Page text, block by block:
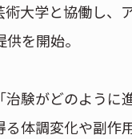
大学と協働し
供を開始。
治験がどのよう
体調変化や副